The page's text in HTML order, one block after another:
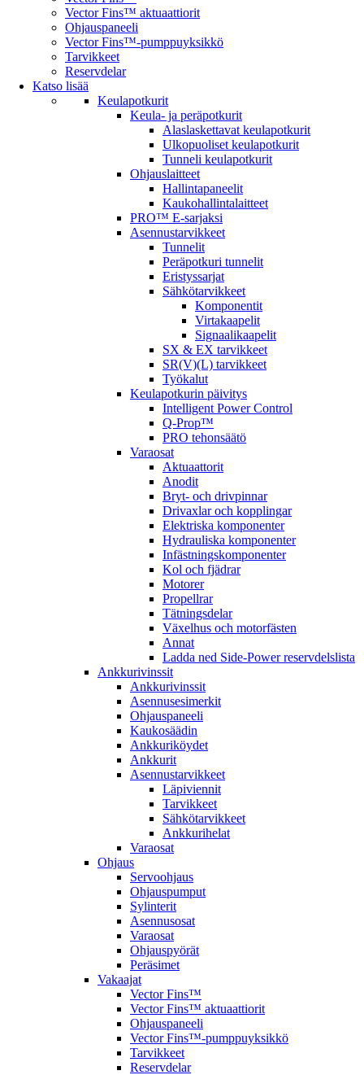
Vector Fins™ aktuaattiorit
Ohjauspaneeli
Vector Fins™-pumppuyksikkö
Tarvikkeet
Reservdelar
Katso lisää
Keulapotkurit
Keula- ja peräpotkurit
Alaslaskettavat keulapotkurit
Ulkopuoliset keulapotkurit
Tunneli keulapotkurit
Ohjauslaitteet
Hallintapaneelit
Kaukohallintalaitteet
PRO™ E-sarjaksi
Asennustarvikkeet
Tunnelit
Peräpotkuri tunnelit
Eristyssarjat
Sähkötarvikkeet
Komponentit
Virtakaapelit
Signaalikaapelit
SX & EX tarvikkeet
SR(V)(L) tarvikkeet
Työkalut
Keulapotkurin päivitys
Intelligent Power Control
Q-Prop™
PRO tehonsäätö
Varaosat
Aktuaattorit
Anodit
Bryt- och drivpinnar
Drivaxlar och kopplingar
Elektriska komponenter
Hydrauliska komponenter
Infästningskomponenter
Kol och fjädrar
Motorer
Propellrar
Tätningsdelar
Växelhus och motorfästen
Annat
Ladda ned Side-Power reservdelslista
Ankkurivinssit
Ankkurivinssit
Asennusesimerkit
Ohjauspaneeli
Kaukosäädin
Ankkuriköydet
Ankkurit
Asennustarvikkeet
Läpiviennit
Tarvikkeet
Sähkötarvikkeet
Ankkurihelat
Varaosat
Ohjaus
Servoohjaus
Ohjauspumput
Sylinterit
Asennusosat
Varaosat
Ohjauspyörät
Peräsimet
Vakaajat
Vector Fins™
Vector Fins™ aktuaattiorit
Ohjauspaneeli
Vector Fins™-pumppuyksikkö
Tarvikkeet
Reservdelar